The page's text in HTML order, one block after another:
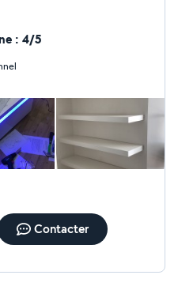
: 4/5
Contacter